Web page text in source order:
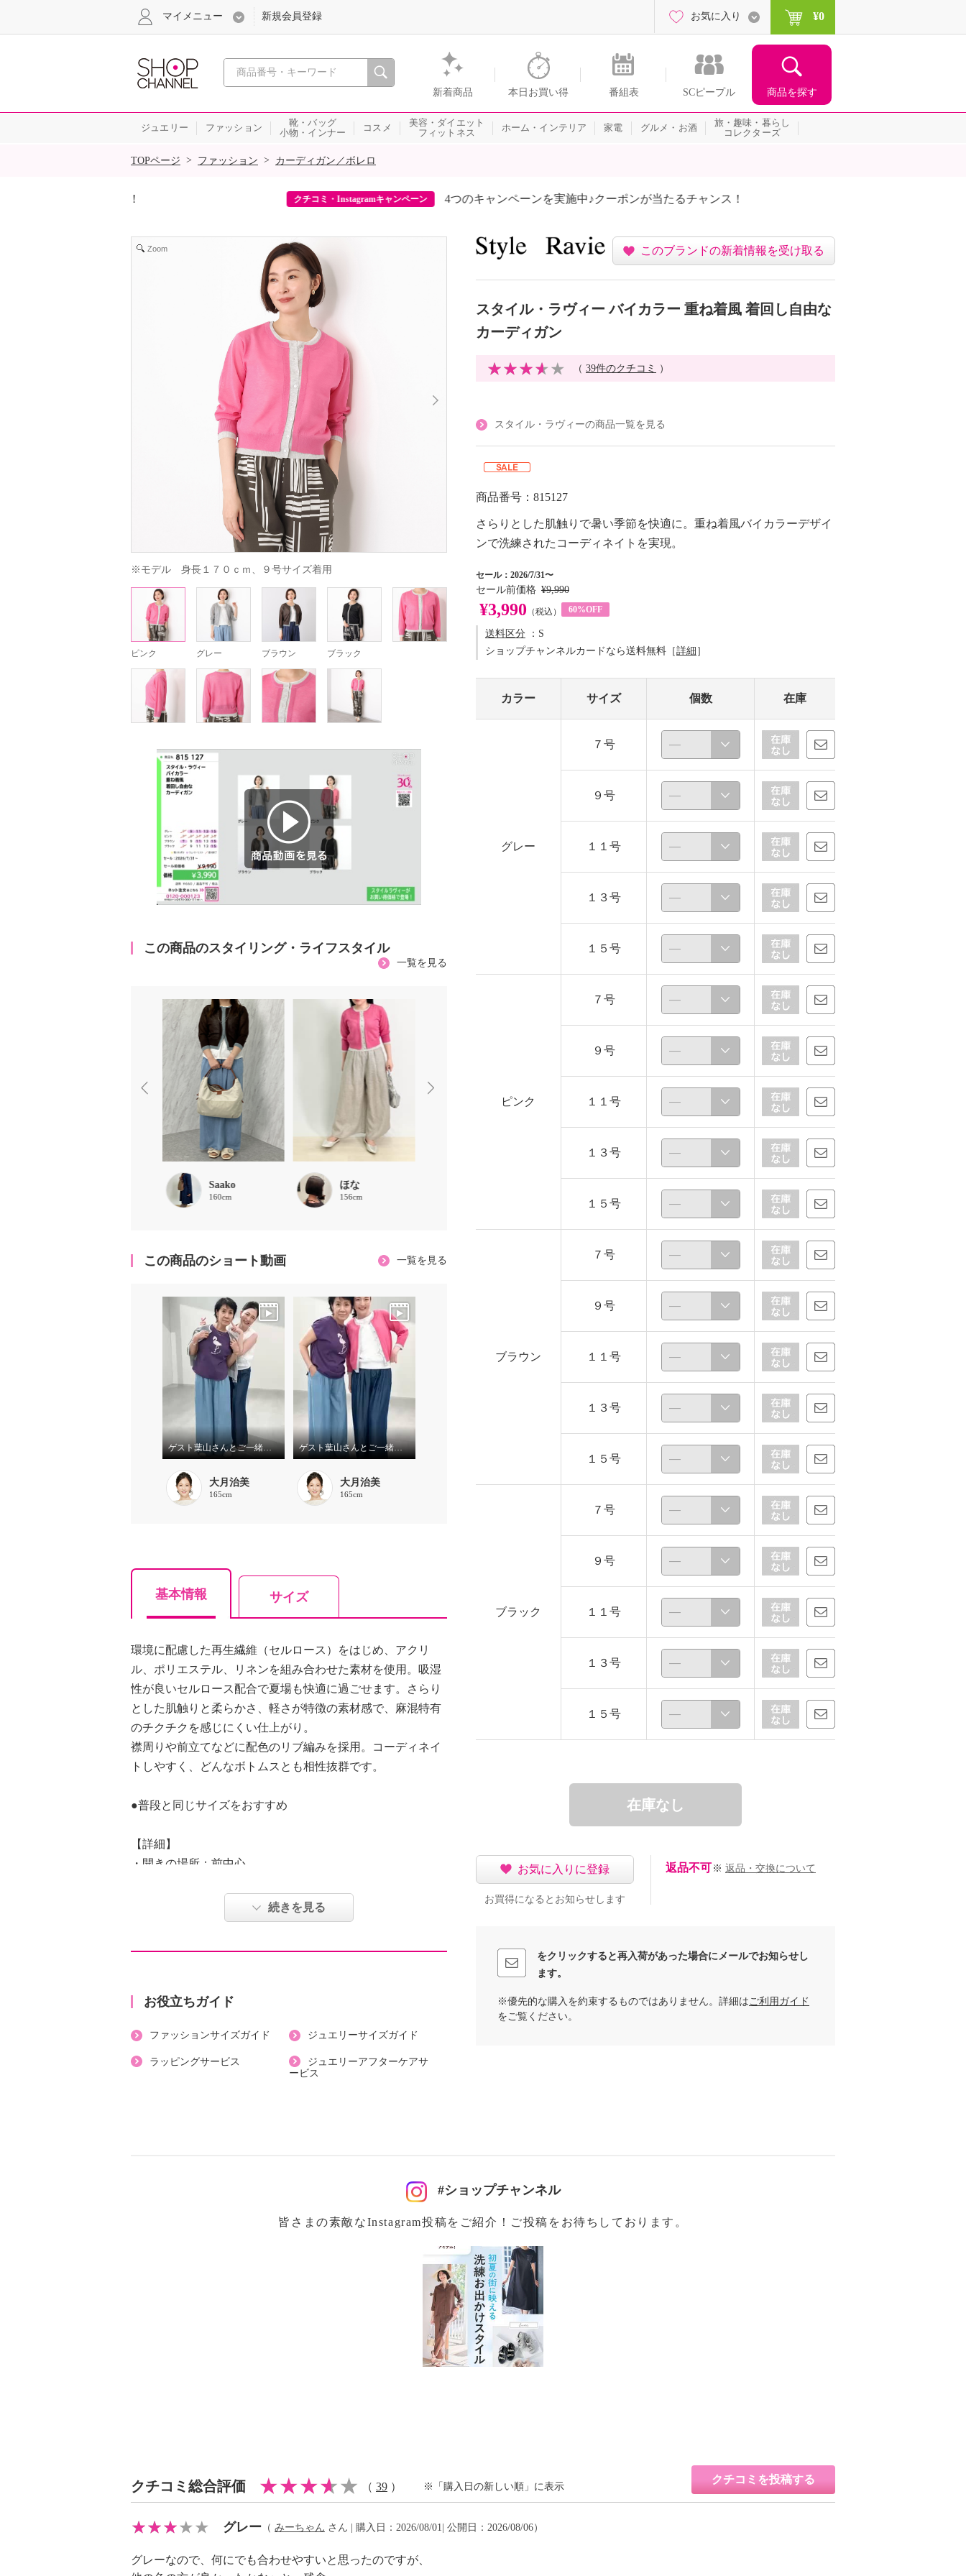
心おどる、瞬間を。通販・テレビショッピングのショップチャンネル
新着商品 本日お買い得 番組表 SCピープル 商品を探す
マイメニュー 新規会員登録 お気に入り ¥0
ジュエリー ファッション
靴・バッグ
小物・インナー
コスメ
美容・ダイエット
フィットネス
ホーム・インテリア 家電 グルメ・お酒
旅・趣味・暮らし
コレクターズ
SALE
TOPページ > ファッション > カーディガン／ボレロ
クチコミ・Instagramキャンペーン 4つのキャンペーンを実施中♪クーポンが当たるチャンス！
Zoom
※モデル　身長１７０ｃｍ、９号サイズ着用
ピンク グレー ブラウン ブラック
商品動画を見る
この商品のスタイリング・ライフスタイル
一覧を見る
Saako
160cm
ほな
156cm 157cm
この商品のショート動画 一覧を見る
ゲスト葉山さんとご一緒しました! Part.2
大月治美
165cm
ゲスト葉山さんとご一緒しました！
大月治美
165cm
基本情報 サイズ
環境に配慮した再生繊維（セルロース）をはじめ、アクリ
ル、ポリエステル、リネンを組み合わせた素材を使用。吸湿
性が良いセルロース配合で夏場も快適に過ごせます。さらり
とした肌触りと柔らかさ、軽さが特徴の素材感で、麻混特有
のチクチクを感じにくい仕上がり。
襟周りや前立てなどに配色のリブ編みを採用。コーディネイ
トしやすく、どんなボトムスとも相性抜群です。
●普段と同じサイズをおすすめ
【詳細】
・開きの場所：前中心
・再生繊維（セルロース）３９％、アクリル３５％、ポリエ
【メンテナンス（絵表示ラベル）】
・手洗い：可
・漂白処理：塩素系・酸素系漂白不可
・摩擦による色落ち、色移り注意
続きを見る
お役立ちガイド
ファッションサイズガイド ジュエリーサイズガイド
ラッピングサービス
ジュエリーアフターケアサ
ービス
このブランドの新着情報を受け取る
スタイル・ラヴィー バイカラー 重ね着風 着回し自由な
カーディガン
（ 39件のクチコミ ）
スタイル・ラヴィーの商品一覧を見る
商品番号：815127
さらりとした肌触りで暑い季節を快適に。重ね着風バイカラーデザイ
ンで洗練されたコーディネイトを実現。
セール：2026/7/31〜
セール前価格 ¥9,990
¥3,990 （税込） 60%OFF
送料区分 ：S
ショップチャンネルカードなら送料無料［詳細 ］
カラー サイズ 個数 在庫
グレー
７号
９号
１１号
１３号
１５号
ピンク
７号
９号
１１号
１３号
１５号
ブラウン
７号
９号
１１号
１３号
１５号
ブラック
７号
９号
１１号
１３号
１５号
在庫なし
お気に入りに登録
お買得になるとお知らせします
返品不可 ※ 返品・交換について
をクリックすると再入荷があった場合にメールでお知らせし
ます。
※優先的な購入を約束するものではありません。詳細は ご利用ガイド
をご覧ください。
#ショップチャンネル
皆さまの素敵なInstagram投稿をご紹介！ご投稿をお待ちしております。
クチコミ総合評価 （ 39 ）
クチコミを投稿する
※「購入日の新しい順」に表示
グレー （ みーちゃん さん | 購入日：2026/08/01| 公開日：2026/08/06）
グレーなので、何にでも合わせやすいと思ったのですが、